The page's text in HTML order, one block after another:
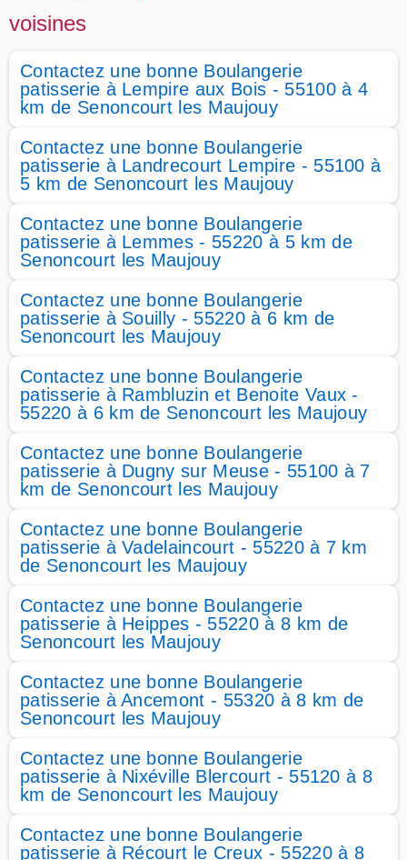
voisines
Contactez une bonne Boulangerie
patisserie à Lempire aux Bois - 55100 à 4
km de Senoncourt les Maujouy
Contactez une bonne Boulangerie
patisserie à Landrecourt Lempire - 55100 à
5 km de Senoncourt les Maujouy
Contactez une bonne Boulangerie
patisserie à Lemmes - 55220 à 5 km de
Senoncourt les Maujouy
Contactez une bonne Boulangerie
patisserie à Souilly - 55220 à 6 km de
Senoncourt les Maujouy
Contactez une bonne Boulangerie
patisserie à Rambluzin et Benoite Vaux -
55220 à 6 km de Senoncourt les Maujouy
Contactez une bonne Boulangerie
patisserie à Dugny sur Meuse - 55100 à 7
km de Senoncourt les Maujouy
Contactez une bonne Boulangerie
patisserie à Vadelaincourt - 55220 à 7 km
de Senoncourt les Maujouy
Contactez une bonne Boulangerie
patisserie à Heippes - 55220 à 8 km de
Senoncourt les Maujouy
Contactez une bonne Boulangerie
patisserie à Ancemont - 55320 à 8 km de
Senoncourt les Maujouy
Contactez une bonne Boulangerie
patisserie à Nixéville Blercourt - 55120 à 8
km de Senoncourt les Maujouy
Contactez une bonne Boulangerie
patisserie à Récourt le Creux - 55220 à 8